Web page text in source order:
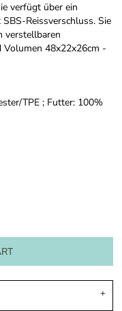
verfügt über ein
Reissverschluss. Sie
verstellbaren
48x22x26cm -
TPE ; Futter: 100%